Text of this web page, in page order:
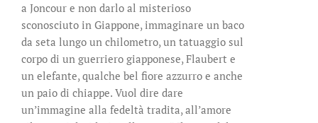
a Joncour e non darlo al misterioso
sconosciuto in Giappone, immaginare un baco
da seta lungo un chilometro, un tatuaggio sul
corpo di un guerriero giapponese, Flaubert e
un elefante, qualche bel fiore azzurro e anche
un paio di chiappe. Vuol dire dare
un’immagine alla fedeltà tradita, all’amore